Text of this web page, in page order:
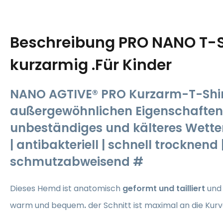
Beschreibung PRO NANO
kurzarmig .Für Kinder
NANO AGTIVE® PRO Kurzarm-T-
außergewöhnlichen
unbeständiges und kälteres
| antibakteriell | schnell trocknend
schmutzabweisend #
Dieses Hemd ist anatomisch geformt und tailliert
warm und bequem.der Schnitt ist maximal an die